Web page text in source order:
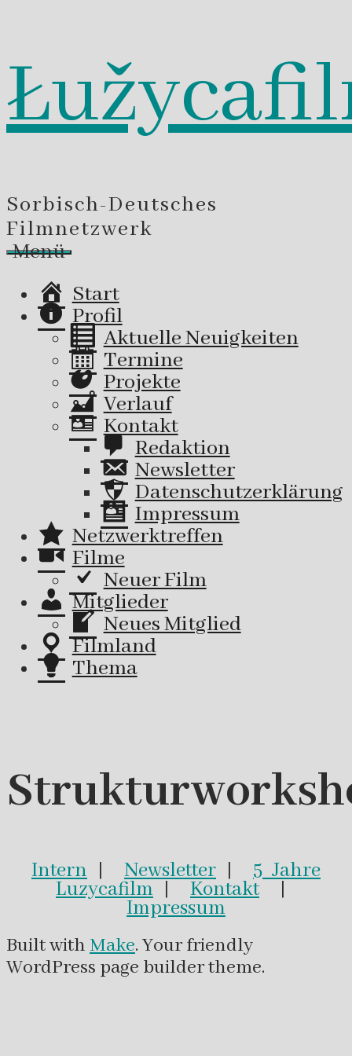
Zum
Inhalt
springen
Sorbisch-Deutsches
Filmnetzwerk
Menü
Start
Profil
Aktuelle Neuigkeiten
Termine
Projekte
Verlauf
Kontakt
Redaktion
Newsletter
Datenschutzerklärung
Impressum
Netzwerktreffen
Filme
Neuer Film
Mitglieder
Neues Mitglied
Filmland
Thema
Intern | Newsletter | 5 Jahre
Luzycafilm | Kontakt|
Impressum
Built with Make. Your friendly
WordPress page builder theme.